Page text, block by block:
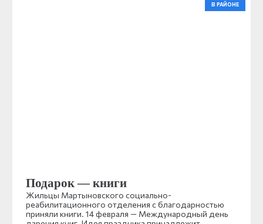
В РАЙОНЕ
Подарок — книги
Жильцы Мартыновского социально-
реабилитационного отделения с благодарностью
приняли книги. 14 февраля — Международный день